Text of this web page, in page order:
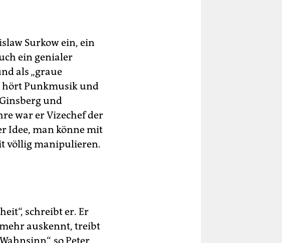
Surkow ein, ein
ein genialer
als „graue
hört Punkmusik und
und
war er Vizechef der
Idee, man könne mit
völlig manipulieren.
schreibt er. Er
auskennt, treibt
so Peter